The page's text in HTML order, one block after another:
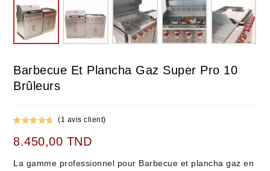
Barbecue Et Plancha Gaz Super Pro 10
Brûleurs
sur 5
notation
(1 avis client)
8.450,00 TND
La gamme professionnel pour Barbecue et plancha gaz en